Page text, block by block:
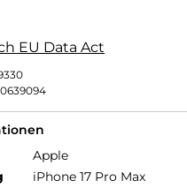
EU Data Act
Apple
iPhone 17 Pro Max